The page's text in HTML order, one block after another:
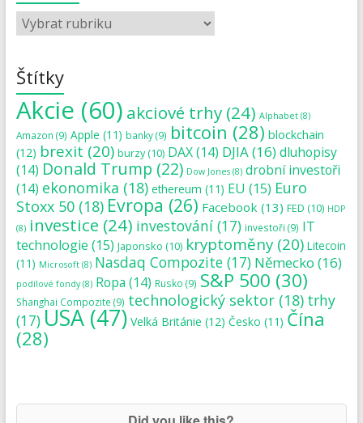
Štítky
Akcie (60) akciové trhy(24) Alphabet(8)
Amazon (9) Apple (11) banky(9) bitcoin (28) blockchain
(12) brexit (20) burzy(10) DAX(14) DJIA(16)dluhopisy
(14) Donald Trump (22) Dow Jones(8) drobní investoři
(14) ekonomika (18) ethereum (11) EU (15) Euro
Stoxx 50(18) Evropa (26) Facebook (13) FED (10) HDP
(8) investice (24) investování(17) investoři (9) IT
technologie (15) Japonsko (10) kryptoměny(20) Litecoin
(11) Microsoft(8) Nasdaq Compozite(17) Německo (16)
podílové fondy(8) Ropa (14) Rusko (9) S&P 500 (30)
Shanghai Compozite (9) technologický sektor(18) trhy
(17)USA(47) Velká Británie (12) Česko (11) Čína
(28)